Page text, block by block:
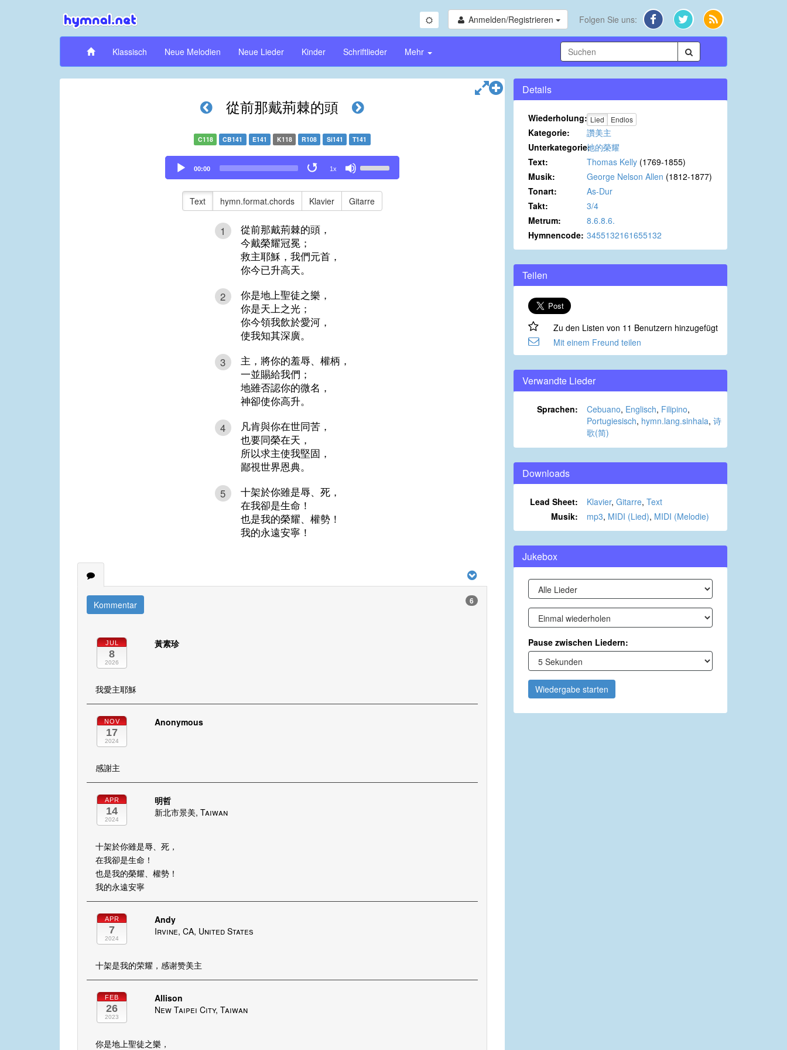
Anmelden/Registrieren Folgen Sie uns:
Klassisch Neue Melodien Neue Lieder Kinder Schriftlieder Mehr
從前那戴荊棘的頭
C118 CB141 E141 K118 R108 Si141 T141
Audio
Player
00:00 1x
Up/Down
to
Text hymn.format.chords Klavier Gitarre
1
從前那戴荊棘的頭，
今戴榮耀冠冕；
救主耶穌，我們元首，
你今已升高天。
2
你是地上聖徒之樂，
你是天上之光；
你今領我飲於愛河，
使我知其深廣。
3
主，將你的羞辱、權柄，
一並賜給我們；
地雖否認你的微名，
神卻使你高升。
4
凡肯與你在世同苦，
也要同榮在天，
所以求主使我堅固，
鄙視世界恩典。
5
十架於你雖是辱、死，
在我卻是生命！
也是我的榮耀、權勢！
我的永遠安寧！
Kommentar 6
JUL
8
2026
黃素珍
我愛主耶穌
NOV
17
2024
Anonymous
感謝主
APR
14
2024
明哲
新北市景美, Taiwan
十架於你雖是辱、死，
在我卻是生命！
也是我的榮耀、權勢！
我的永遠安寧
APR
7
2024
Andy
Irvine, CA, United States
十架是我的荣耀，感谢赞美主
FEB
26
2023
Allison
New Taipei City, Taiwan
你是地上聖徒之樂，
Details
Wiederholung: Lied Endlos
Kategorie:
讚美主
Unterkategorie:祂的榮耀
Text:
Thomas Kelly (1769-1855)
Musik:
George Nelson Allen (1812-1877)
Tonart:
As-Dur
Takt:
3/4
Metrum:
8.6.8.6.
Hymnencode: 3455132161655132
Teilen
Zu den Listen von 11 Benutzern hinzugefügt
Mit einem Freund teilen
Verwandte Lieder
Sprachen: Cebuano, Englisch, Filipino,
Portugiesisch, hymn.lang.sinhala, 诗
歌(简)
Downloads
Lead Sheet: Klavier, Gitarre, Text
Musik:
mp3, MIDI (Lied), MIDI (Melodie)
Jukebox
Pause zwischen Liedern:
Wiedergabe starten